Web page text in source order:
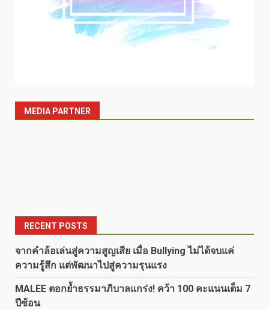
MEDIA PARTNER
RECENT POSTS
จากคำล้อเล่นสู่ความสูญเสีย เมื่อ Bullying ไม่ได้จบแค่
ความรู้สึก แต่พัฒนาไปสู่ความรุนแรง
MALEE ตอกย้ำธรรมาภิบาลแกร่ง! คว้า 100 คะแนนเต็ม 7
ปีซ้อน